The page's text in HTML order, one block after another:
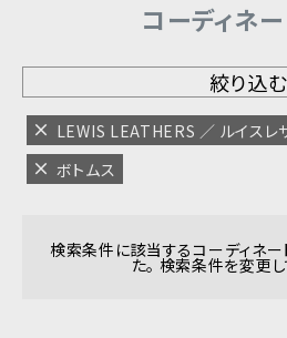
コーディネ
絞り込む
LEWIS LEATHERS ／ ルイスレ
ボトムス
検索条件に該当するコーディネー
た。 検索条件を変更し